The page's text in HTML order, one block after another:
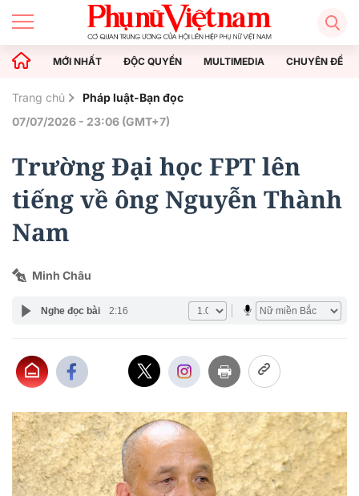
MỚI NHẤT ĐỘC QUYỀN MULTIMEDIA CHUYÊN ĐỀ
Trang chủ
Pháp luật-Bạn đọc
07/07/2026 - 23:06 (GMT+7)
Trường Đại học FPT lên
tiếng về ông Nguyễn Thành
Nam
Minh Châu
Nghe đọc bài 2:16